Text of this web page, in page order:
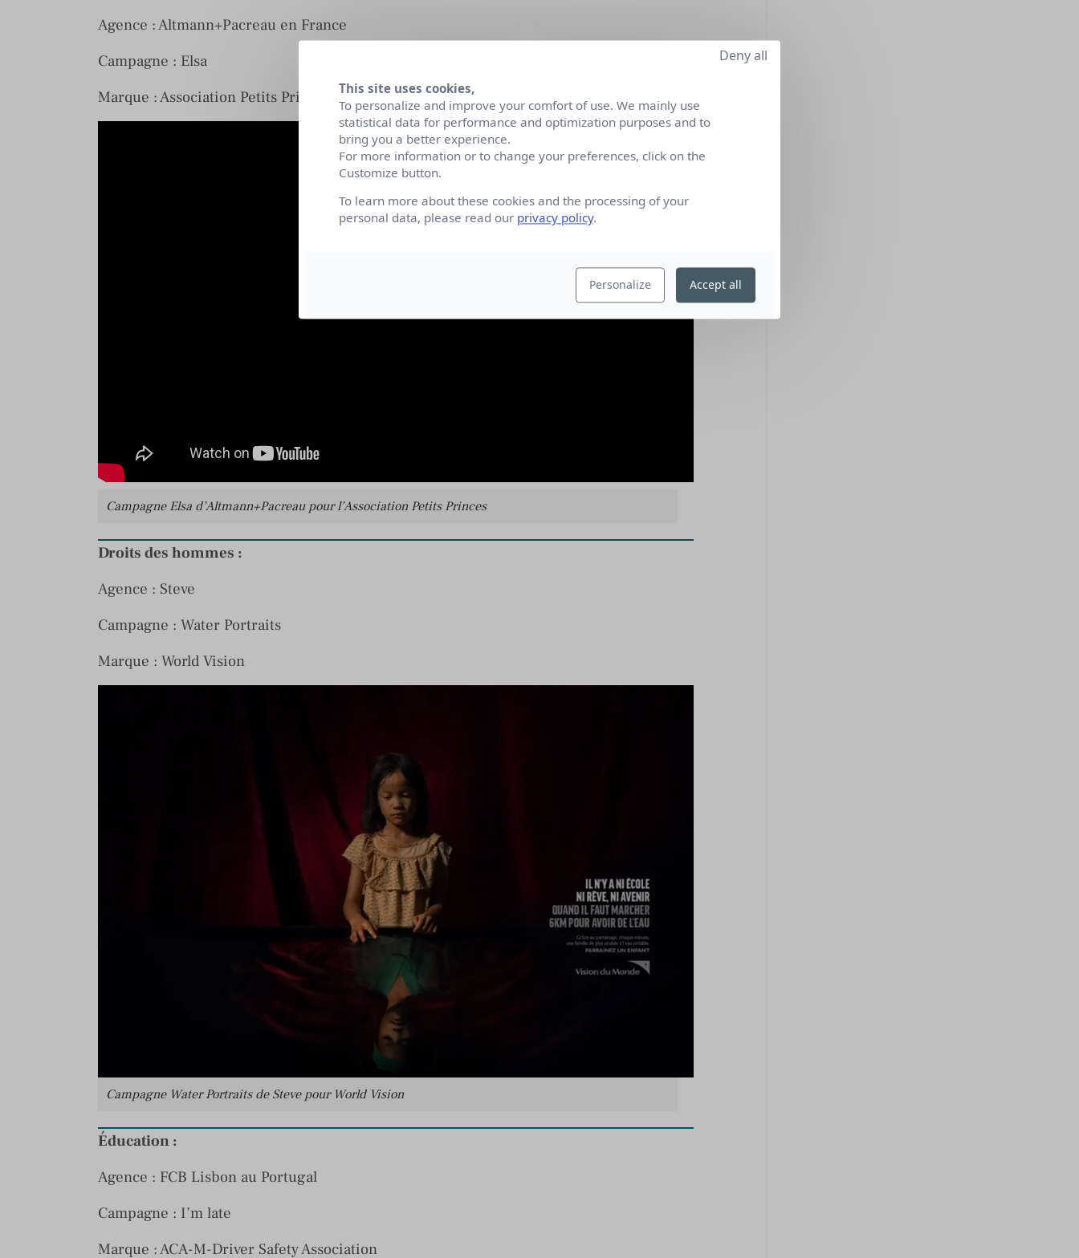
Agence : Altmann+Pacreau en France
Campagne : Elsa
Marque : Association Petits Princes
Campagne Elsa d’Altmann+Pacreau pour l’Association Petits Princes
Droits des hommes :
Agence : Steve
Campagne : Water Portraits
Marque : World Vision
Campagne Water Portraits de Steve pour World Vision
Éducation :
Agence : FCB Lisbon au Portugal
Campagne : I’m late
Marque : ACA-M-Driver Safety Association
This site uses cookies,
To personalize and improve your comfort of use. We mainly use
statistical data for performance and optimization purposes and to
bring you a better experience.
For more information or to change your preferences, click on the
Customize button.
To learn more about these cookies and the processing of your
personal data, please read our privacy policy.
Personalize
Deny all
Accept all